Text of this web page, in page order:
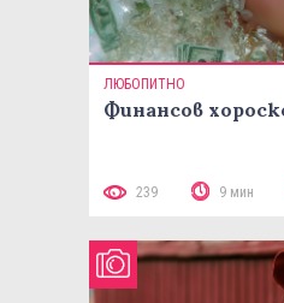
ЛЮБОПИТНО
Финансов
239 9 мин